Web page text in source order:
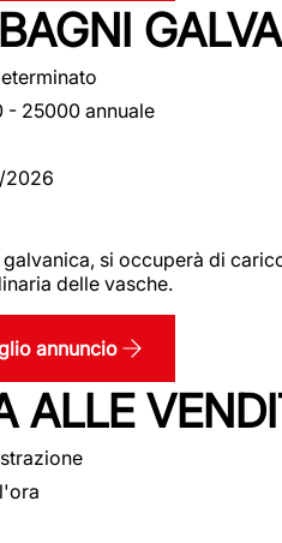
- 25000 annuale
2026
si occuperà di
delle vasche.
annuncio
ALLE